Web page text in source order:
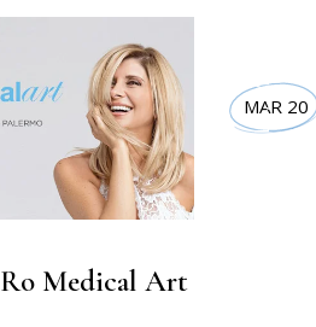
Ro Medical Art
LIFESTYLE
,
MODA
MAR 20